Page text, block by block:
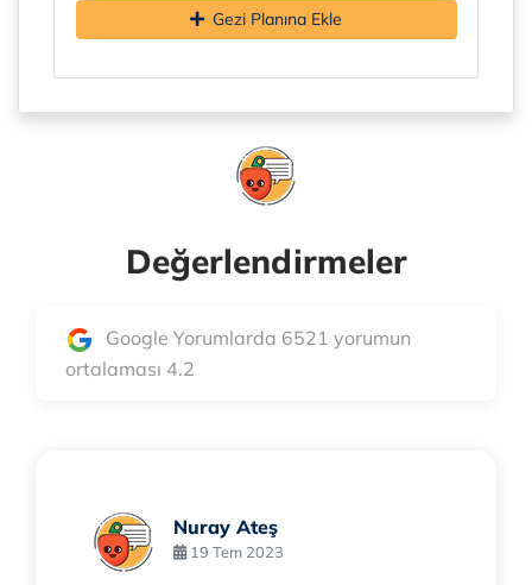
Gezi Planına Ekle
Değerlendirmeler
Google Yorumlarda 6521 yorumun
ortalaması 4.2
Nuray Ateş
19 Tem 2023